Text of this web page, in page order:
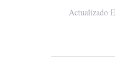
Actualizado